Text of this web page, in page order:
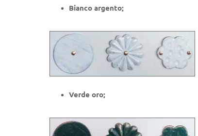
Bianco argento;
Verde oro;